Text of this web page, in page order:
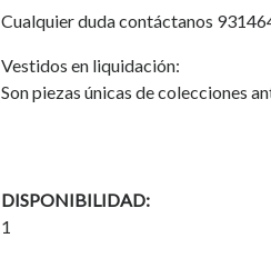
Cualquier duda contáctanos
Vestidos en liquidación:
Son piezas únicas de colecciones
DISPONIBILIDAD:
1